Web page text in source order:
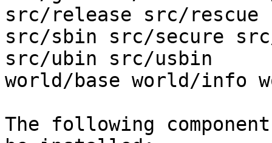
src/release src/rescue
src/sbin src/secure
src/ubin src/usbin
world/base world/info
The following